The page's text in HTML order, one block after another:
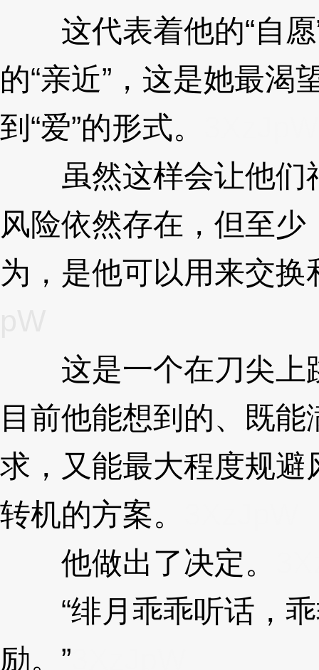
这代表着他的“自愿
的“亲近”，这是她最渴
到“爱”的形式。
虽然这样会让他们
风险依然存在，但至
为，是他可以用来交换
这是一个在刀尖上
目前他能想到的、既能
求，又能最大程度规
转机的方案。
他做出了决定。
“绯月乖乖听话，乖
励。”